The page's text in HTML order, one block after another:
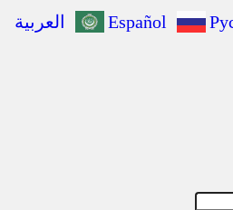
Español
العربية